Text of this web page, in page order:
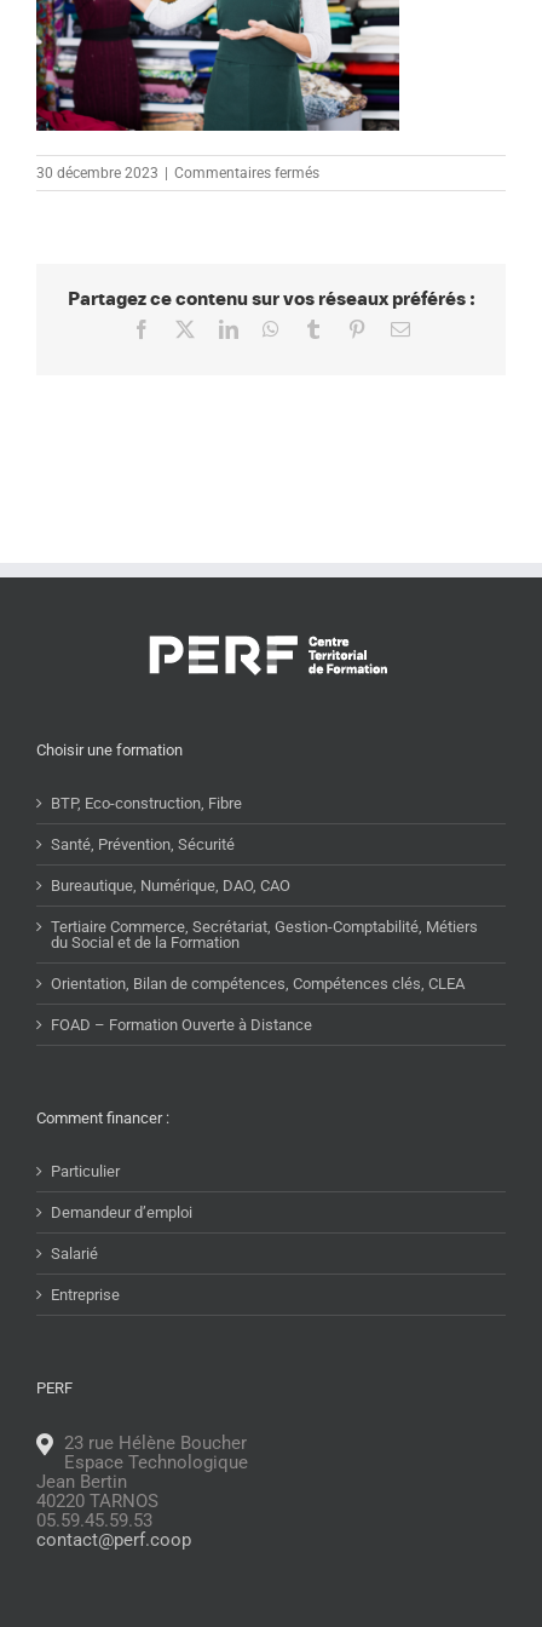
30 décembre 2023 Commentaires ferméssur
CONSEILLER
Partagez ce contenu sur vos réseaux préférés :
Facebook LinkedInWhatsApp
Tumblr PinterestEmail
Choisir une formation
BTP, Eco-construction, Fibre
Santé, Prévention, Sécurité
Bureautique, Numérique, DAO, CAO
Tertiaire Commerce, Secrétariat, Gestion-Comptabilité, Métiers
du Social et de la Formation
Orientation, Bilan de compétences, Compétences clés, CLEA
FOAD – Formation Ouverte à Distance
Comment financer :
Particulier
Demandeur d’emploi
Salarié
Entreprise
PERF
23 rue Hélène Boucher
Espace Technologique
Jean Bertin
40220 TARNOS
05.59.45.59.53
contact@perf.coop